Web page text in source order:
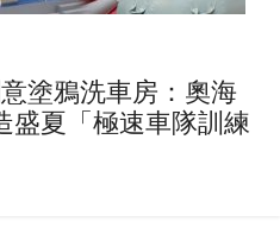
塗鴉洗車房：奧海
盛夏「極速車隊訓練